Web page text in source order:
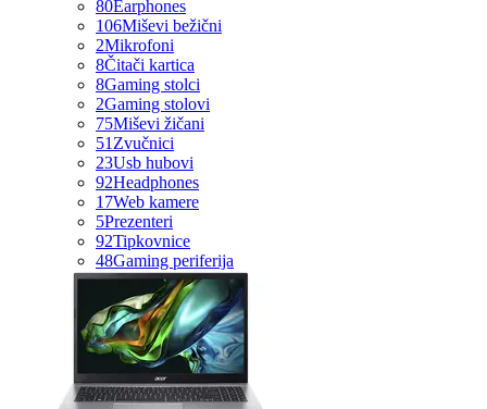
80Earphones
106Miševi bežični
2Mikrofoni
8Čitači kartica
8Gaming stolci
2Gaming stolovi
75Miševi žičani
51 Zvučnici
23Usb hubovi
92Headphones
17Web kamere
5Prezenteri
92Tipkovnice
48Gaming periferija